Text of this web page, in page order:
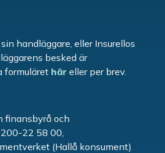
handläggare, eller Insurellos
besked är
formuläret häreller per brev.
finansbyrå och
22 58 00,
(Hallå konsument)